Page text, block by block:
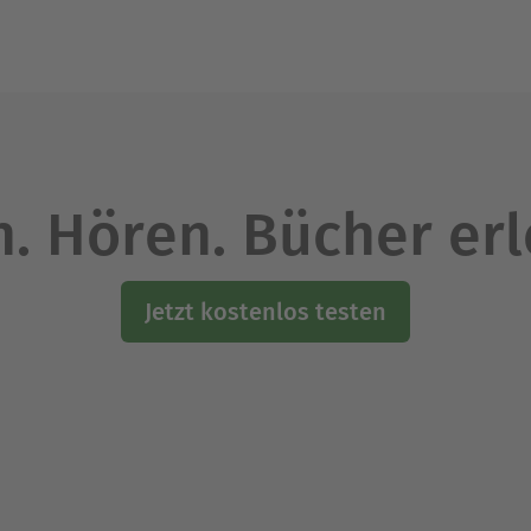
Hören. Bücher
Jetzt kostenlos testen